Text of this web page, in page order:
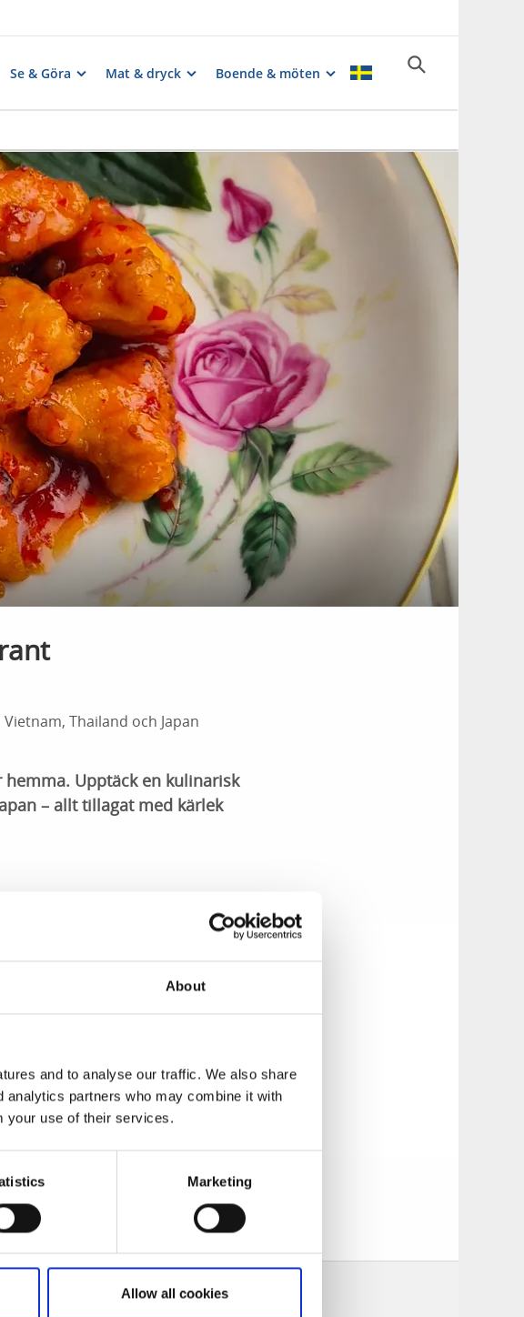
About
and to analyse our traffic. We also share
analytics partners who may combine it with
your use of their services.
Marketing
Allow all cookies
Se & Göra Mat & dryck Boende & möten
Thailand och Japan
Upptäck en kulinarisk
– allt tillagat med kärlek
och Japan